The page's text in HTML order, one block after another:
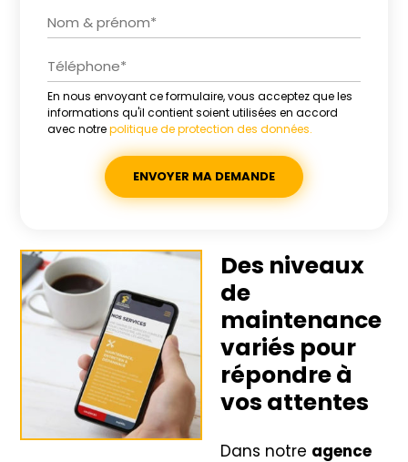
En nous envoyant ce formulaire, vous acceptez que les
informations qu'il contient soient utilisées en accord
avec notrepolitique de protection des données.
Alternative:
Des niveaux
de
maintenance
variés pour
répondre à
vos attentes
Dans notre agence